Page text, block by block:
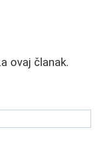
ovaj članak.